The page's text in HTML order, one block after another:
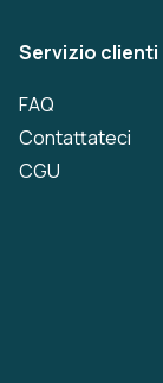
Servizio clienti
FAQ
Contattateci
CGU